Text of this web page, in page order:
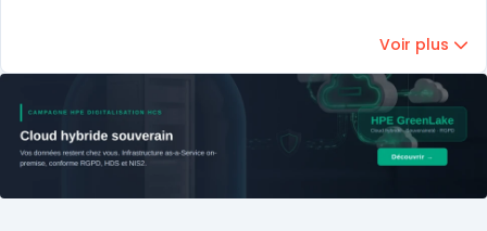
Voir plus